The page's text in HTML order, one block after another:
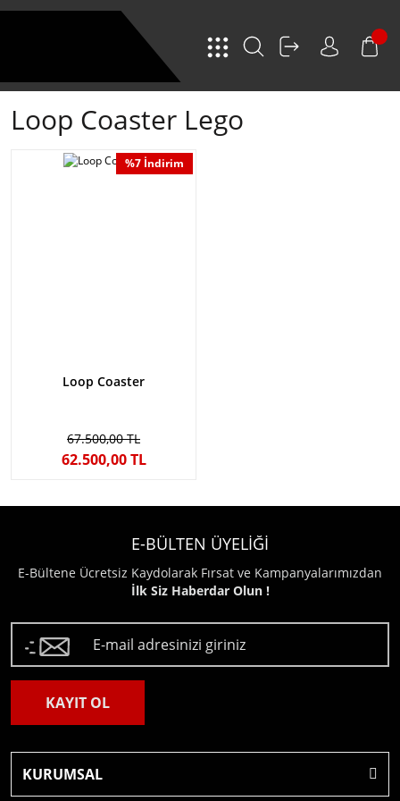
Loop Coaster Lego
%7 İndirim
Loop Coaster
67.500,00 TL
62.500,00 TL
E-BÜLTEN ÜYELİĞİ
E-Bültene Ücretsiz Kaydolarak Fırsat ve Kampanyalarımızdan
İlk Siz Haberdar Olun !
KAYIT OL
KURUMSAL